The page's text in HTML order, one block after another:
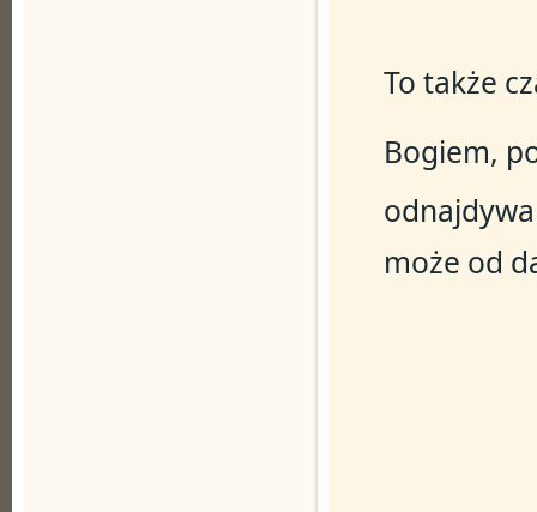
To także
Bogiem,
może od